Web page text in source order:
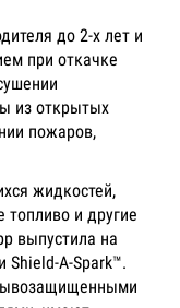
до 2-х лет и
при откачке
из открытых
пожаров,
жидкостей,
топливо и другие
выпустила на
Shield-A-Spark™.